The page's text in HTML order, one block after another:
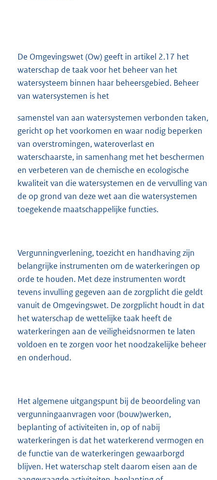
De Omgevingswet (Ow) geeft in artikel 2.17 het
waterschap de taak voor het beheer van het
watersysteem binnen haar beheersgebied. Beheer
van watersystemen is het
samenstel van aan watersystemen verbonden taken,
gericht op het voorkomen en waar nodig beperken
van overstromingen, wateroverlast en
waterschaarste, in samenhang met het beschermen
en verbeteren van de chemische en ecologische
kwaliteit van die watersystemen en de vervulling van
de op grond van deze wet aan die watersystemen
toegekende maatschappelijke functies.
Vergunningverlening, toezicht en handhaving zijn
belangrijke instrumenten om de waterkeringen op
orde te houden. Met deze instrumenten wordt
tevens invulling gegeven aan de zorgplicht die geldt
vanuit de Omgevingswet. De zorgplicht houdt in dat
het waterschap de wettelijke taak heeft de
waterkeringen aan de veiligheidsnormen te laten
voldoen en te zorgen voor het noodzakelijke beheer
en onderhoud.
Het algemene uitgangspunt bij de beoordeling van
vergunningaanvragen voor (bouw)werken,
beplanting of activiteiten in, op of nabij
waterkeringen is dat het waterkerend vermogen en
de functie van de waterkeringen gewaarborgd
blijven. Het waterschap stelt daarom eisen aan de